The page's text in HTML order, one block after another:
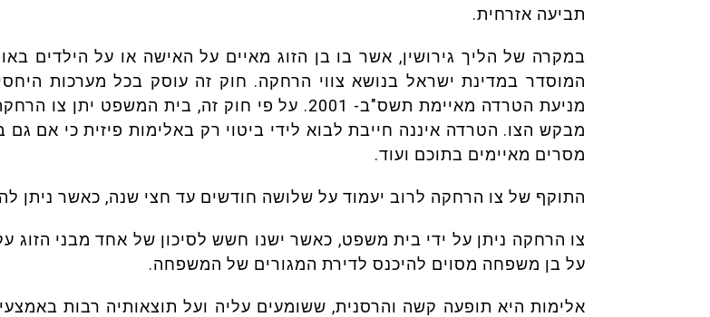
תביעה אזרחית.
במקרה של הליך גירושין, אשר בו בן הזוג מאיים על האישה או על הילדים
המוסדר במדינת ישראל בנושא צווי הרחקה. חוק זה עוסק בכל מערכות
מניעת הטרדה מאיימת תשס"ב- 2001. על פי חוק זה,
מבקש הצו. הטרדה איננה חייבת לבוא לידי ביטוי רק באלימות פיזית כי אם
מסרים מאיימים בתוכם ועוד.
התוקף של צו הרחקה לרוב יעמוד על שלושה חודשים עד חצי שנה, כאשר ניתן
צו הרחקה ניתן על ידי בית משפט, כאשר ישנו חשש לסיכון של אחד מבני הזוג
על בן משפחה מסוים להיכנס לדירת המגורים של המשפחה.
אלימות היא תופעה קשה והרסנית, ששומעים עליה ועל תוצאותיה רבות